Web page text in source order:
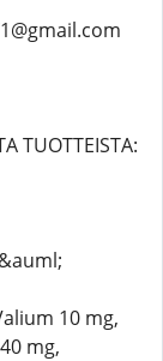
TUOTTEISTA:
10 mg,
mg,